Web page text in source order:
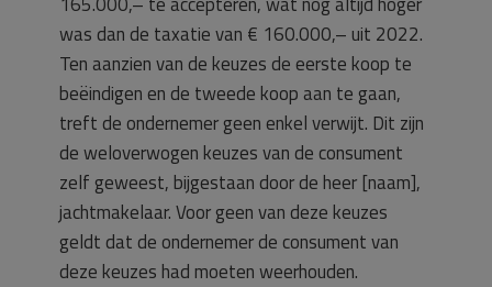
was dan de taxatie van € 160.000,– uit 2022.
Ten aanzien van de keuzes de eerste koop te
beëindigen en de tweede koop aan te gaan,
treft de ondernemer geen enkel verwijt. Dit zijn
de weloverwogen keuzes van de consument
zelf geweest, bijgestaan door de heer [naam],
jachtmakelaar. Voor geen van deze keuzes
geldt dat de ondernemer de consument van
deze keuzes had moeten weerhouden.